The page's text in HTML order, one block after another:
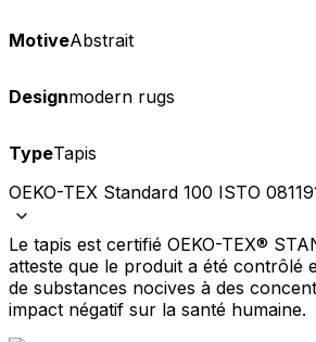
MotiveAbstrait
Designmodern rugs
TypeTapis
OEKO-TEX Standard 100 ISTO
Le tapis est certifié OEKO-TEX®
atteste que le produit a été contrôlé
de substances nocives à des
impact négatif sur la santé humaine.